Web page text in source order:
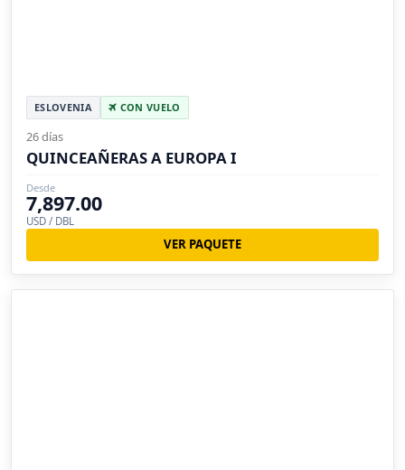
ESLOVENIA CON VUELO
26 días
QUINCEAÑERAS A EUROPA I
Desde
7,897.00
USD / DBL
VER PAQUETE